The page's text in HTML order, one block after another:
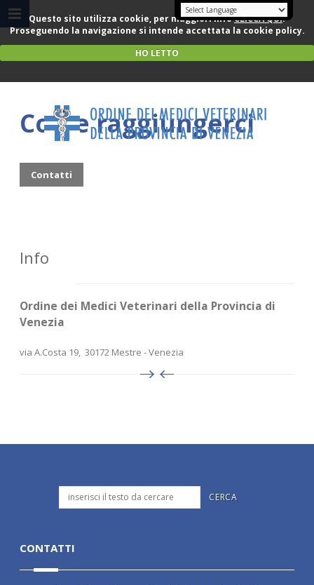
Questo sito utilizza cookie, per maggiori infoCLICCA QUI.
Proseguendo la navigazione si intende accettata la cookie policy.
HO LETTO
Come raggiungerci
Contatti
Info
Ordine dei Medici Veterinari della Provincia di
Venezia
via A.Costa 19, 30172 Mestre - Venezia
CONTATTI